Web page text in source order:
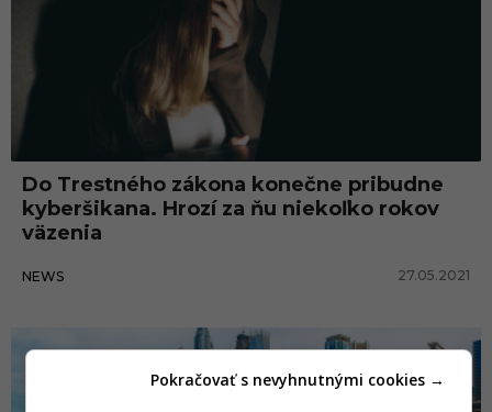
Do Trestného zákona konečne pribudne
kyberšikana. Hrozí za ňu niekoľko rokov
väzenia
NEWS 27.05.2021
Pokračovať s nevyhnutnými cookies →